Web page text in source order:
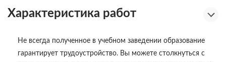
Характеристика работ
Не всегда полученное в учебном заведении образование
гарантирует трудоустройство. Вы можете столкнуться с